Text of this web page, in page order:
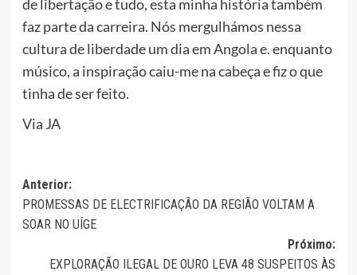
de libertação e tudo, esta minha história também
faz parte da carreira. Nós mergulhámos nessa
cultura de liberdade um dia em Angola e. enquanto
músico, a inspiração caiu-me na cabeça e fiz o que
tinha de ser feito.
Via JA
Navegação
de
Anterior:
PROMESSAS DE ELECTRIFICAÇÃO DA REGIÃO VOLTAM A
SOAR NO UÍGE
Próximo:
EXPLORAÇÃO ILEGAL DE OURO LEVA 48 SUSPEITOS ÀS